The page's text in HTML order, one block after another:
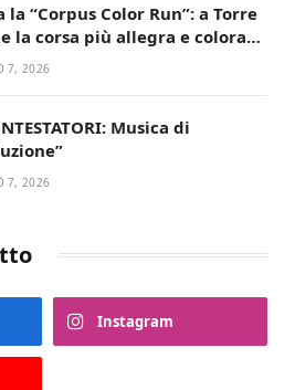
la “Corpus Color Run”: a Torre
la corsa più allegra e colorata
7, 2026
Musica di
7, 2026
Instagram